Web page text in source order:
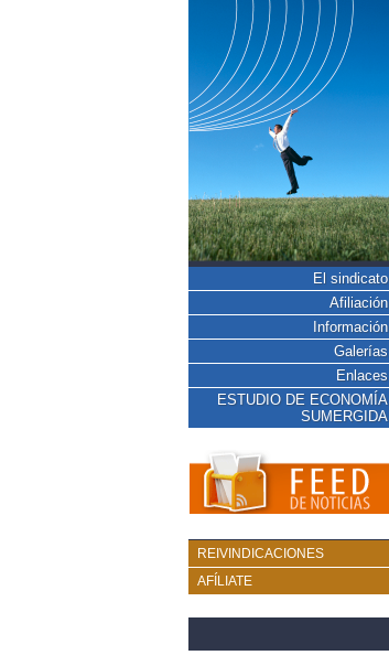
El sindicato
Afiliación
Información
Galerías
Enlaces
ESTUDIO DE ECONOMÍA
SUMERGIDA
REIVINDICACIONES
AFÍLIATE